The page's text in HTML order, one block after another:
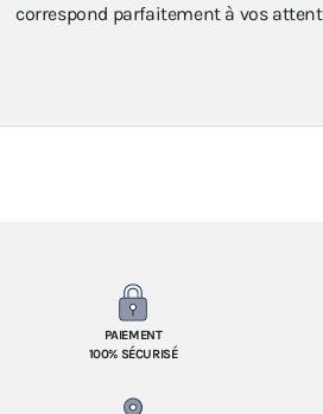
correspond parfaitement à vos
PAIEMENT
100% SÉCURISÉ